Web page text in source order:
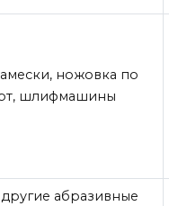
ножовка по
шлифмашины
абразивные